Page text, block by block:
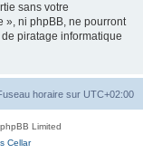
sans votre
», ni phpBB, ne pourront
piratage informatique
horaire sur UTC+02:00
Limited
Cellar